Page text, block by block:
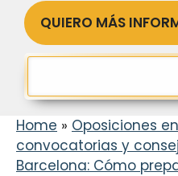
QUIERO MÁS
Home » Oposiciones
convocatorias y
Barcelona: Cómo